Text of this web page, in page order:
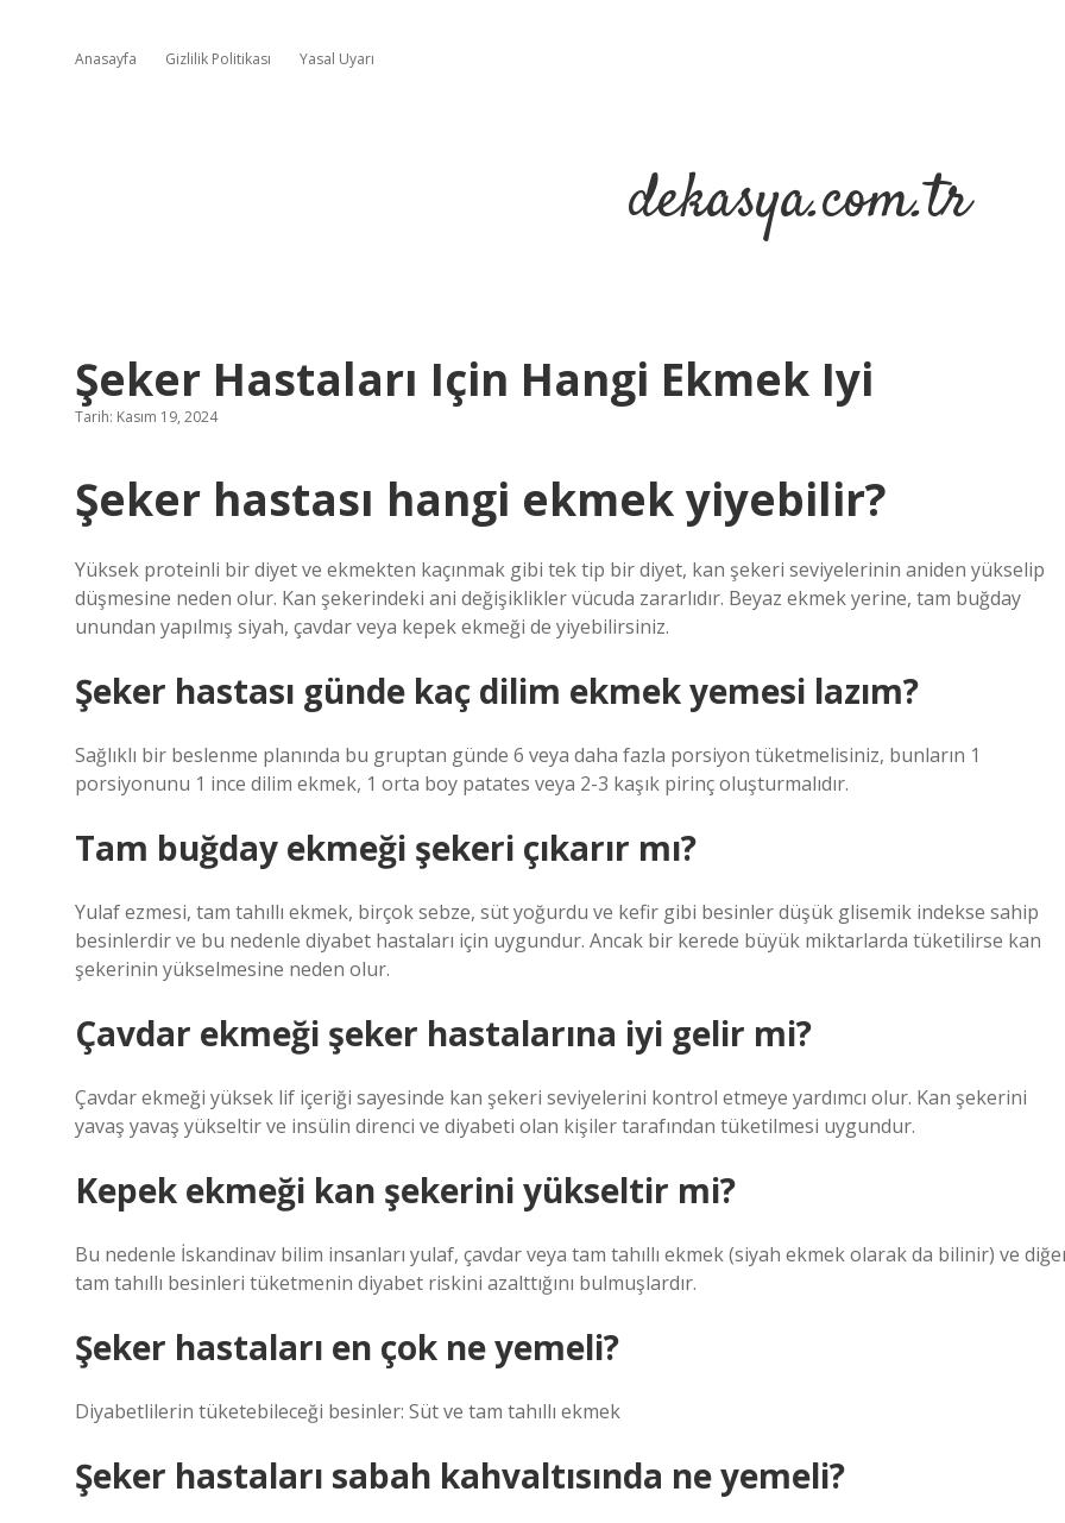
Anasayfa Gizlilik Politikası Yasal Uyarı
dekasya.com.tr
Şeker Hastaları Için Hangi Ekmek Iyi
Tarih: Kasım 19, 2024
Şeker hastası hangi ekmek yiyebilir?
Yüksek proteinli bir diyet ve ekmekten kaçınmak gibi tek tip bir diyet, kan şekeri seviyelerinin aniden yükselip
düşmesine neden olur. Kan şekerindeki ani değişiklikler vücuda zararlıdır. Beyaz ekmek yerine, tam buğday
unundan yapılmış siyah, çavdar veya kepek ekmeği de yiyebilirsiniz.
Şeker hastası günde kaç dilim ekmek yemesi lazım?
Sağlıklı bir beslenme planında bu gruptan günde 6 veya daha fazla porsiyon tüketmelisiniz, bunların 1
porsiyonunu 1 ince dilim ekmek, 1 orta boy patates veya 2-3 kaşık pirinç oluşturmalıdır.
Tam buğday ekmeği şekeri çıkarır mı?
Yulaf ezmesi, tam tahıllı ekmek, birçok sebze, süt yoğurdu ve kefir gibi besinler düşük glisemik indekse sahip
besinlerdir ve bu nedenle diyabet hastaları için uygundur. Ancak bir kerede büyük miktarlarda tüketilirse kan
şekerinin yükselmesine neden olur.
Çavdar ekmeği şeker hastalarına iyi gelir mi?
Çavdar ekmeği yüksek lif içeriği sayesinde kan şekeri seviyelerini kontrol etmeye yardımcı olur. Kan şekerini
yavaş yavaş yükseltir ve insülin direnci ve diyabeti olan kişiler tarafından tüketilmesi uygundur.
Kepek ekmeği kan şekerini yükseltir mi?
Bu nedenle İskandinav bilim insanları yulaf, çavdar veya tam tahıllı ekmek (siyah ekmek olarak da bilinir) ve
tam tahıllı besinleri tüketmenin diyabet riskini azalttığını bulmuşlardır.
Şeker hastaları en çok ne yemeli?
Diyabetlilerin tüketebileceği besinler: Süt ve tam tahıllı ekmek
Şeker hastaları sabah kahvaltısında ne yemeli?